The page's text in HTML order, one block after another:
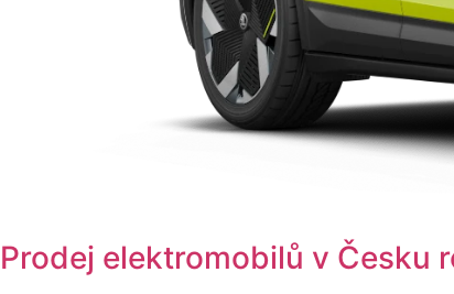
Prodej elektromobilů v Česku